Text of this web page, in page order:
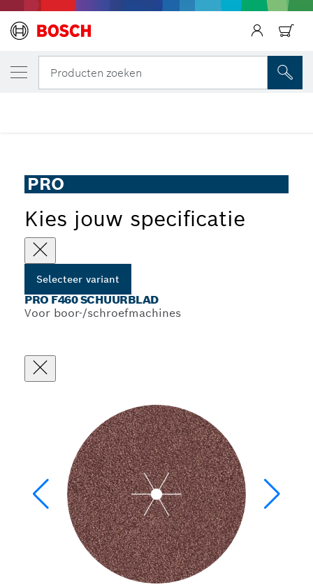
Producten zoeken
PRO
Kies jouw specificatie
Selecteer variant
PRO F460 SCHUURBLAD
Voor boor-/schroefmachines
JOUW GESELECTEERDE VARIANT
PRO F460 schuurblad